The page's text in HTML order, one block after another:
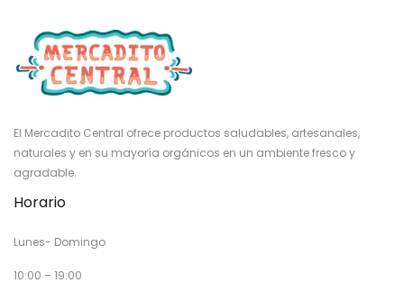
El Mercadito Central ofrece productos saludables, artesanales,
naturales y en su mayoría orgánicos en un ambiente fresco y
agradable.
Horario
Lunes- Domingo
10:00 – 19:00